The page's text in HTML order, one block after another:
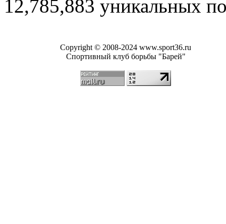
12,785,883 уникальных
Copyright © 2008-2024 www.sport36.ru
Спортивный клуб борьбы "Барей"